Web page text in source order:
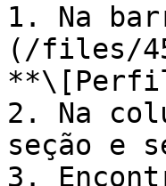
1. Na
(/files/
**\[Perfil
2. Na
seção e
3.